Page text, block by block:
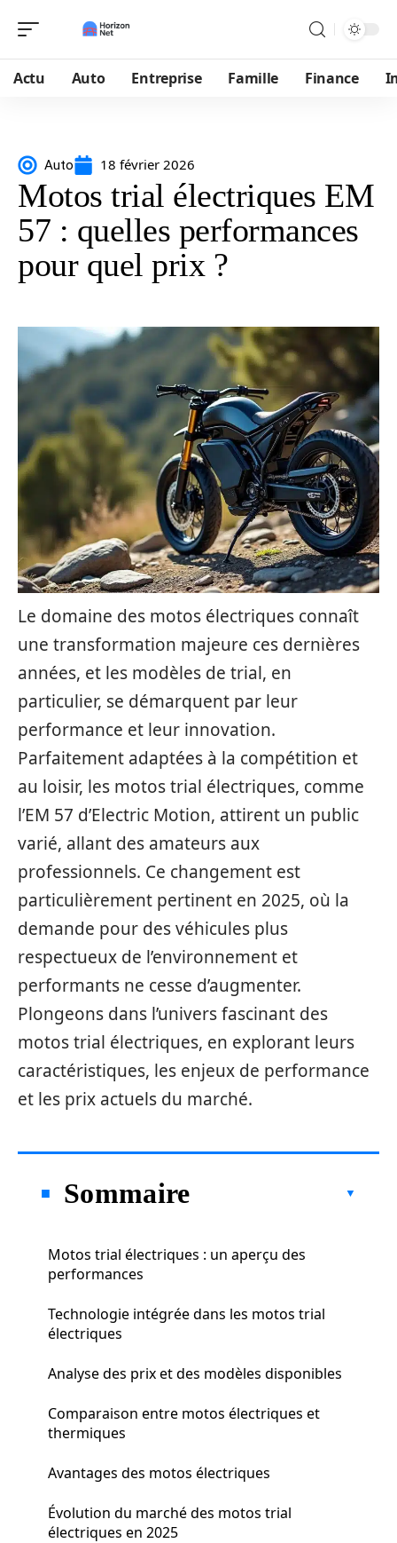
Actu Auto Entreprise Famille Finance
Auto 18 février 2026
Motos trial électriques EM
57 : quelles performances
pour quel prix ?
Le domaine des motos électriques connaît
une transformation majeure ces dernières
années, et les modèles de trial, en
particulier, se démarquent par leur
performance et leur innovation.
Parfaitement adaptées à la compétition et
au loisir, les motos trial électriques, comme
l’EM 57 d’Electric Motion, attirent un public
varié, allant des amateurs aux
professionnels. Ce changement est
particulièrement pertinent en 2025, où la
demande pour des véhicules plus
respectueux de l’environnement et
performants ne cesse d’augmenter.
Plongeons dans l’univers fascinant des
motos trial électriques, en explorant leurs
caractéristiques, les enjeux de performance
et les prix actuels du marché.
Sommaire
Motos trial électriques : un aperçu des
performances
Technologie intégrée dans les motos trial
électriques
Analyse des prix et des modèles disponibles
Comparaison entre motos électriques et
thermiques
Avantages des motos électriques
Évolution du marché des motos trial
électriques en 2025